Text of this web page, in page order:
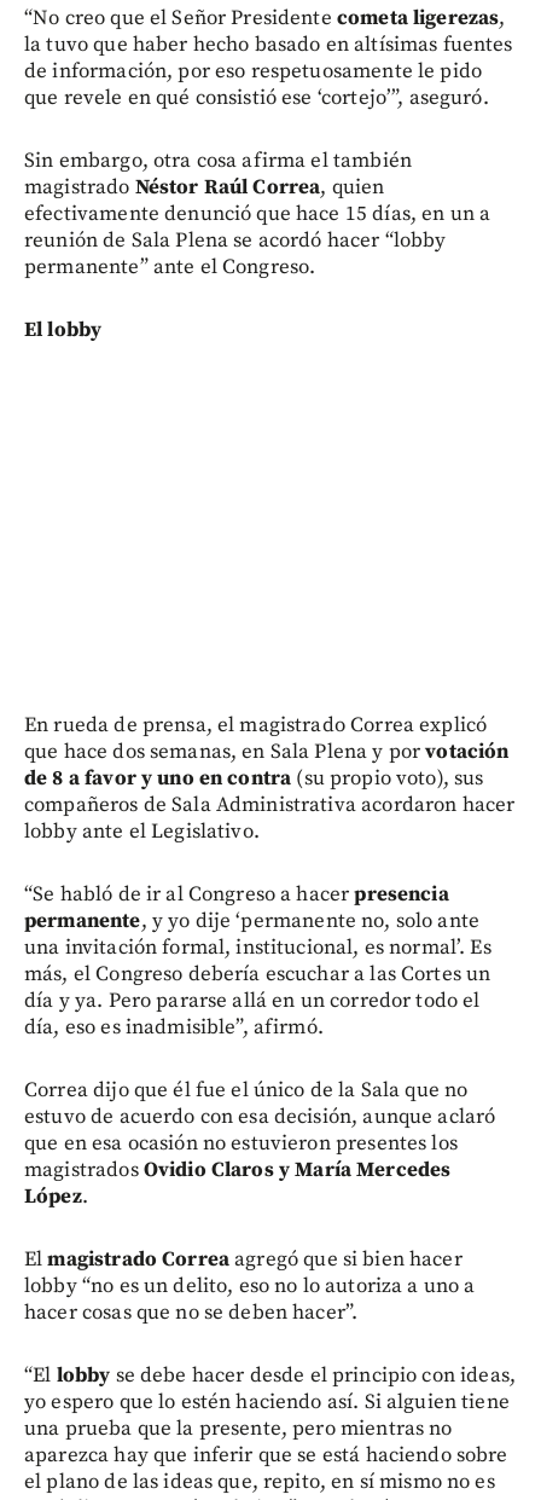
“No creo que el Señor Presidente cometa ligerezas,
la tuvo que haber hecho basado en altísimas fuentes
de información, por eso respetuosamente le pido
que revele en qué consistió ese ‘cortejo’”, aseguró.
Sin embargo, otra cosa afirma el también
magistrado Néstor Raúl Correa, quien
efectivamente denunció que hace 15 días, en un a
reunión de Sala Plena se acordó hacer “lobby
permanente” ante el Congreso.
El lobby
En rueda de prensa, el magistrado Correa explicó
que hace dos semanas, en Sala Plena y porvotación
de 8 a favor y uno en contra (su propio voto), sus
compañeros de Sala Administrativa acordaron hacer
lobby ante el Legislativo.
“Se habló de ir al Congreso a hacerpresencia
permanente, y yo dije ‘permanente no, solo ante
una invitación formal, institucional, es normal’. Es
más, el Congreso debería escuchar a las Cortes un
día y ya. Pero pararse allá en un corredor todo el
día, eso es inadmisible”, afirmó.
Correa dijo que él fue el único de la Sala que no
estuvo de acuerdo con esa decisión, aunque aclaró
que en esa ocasión no estuvieron presentes los
magistradosOvidio Claros y María Mercedes
López.
Elmagistrado Correaagregó que si bien hacer
lobby “no es un delito, eso no lo autoriza a uno a
hacer cosas que no se deben hacer”.
“El lobby se debe hacer desde el principio con ideas,
yo espero que lo estén haciendo así. Si alguien tiene
una prueba que la presente, pero mientras no
aparezca hay que inferir que se está haciendo sobre
el plano de las ideas que, repito, en sí mismo no es